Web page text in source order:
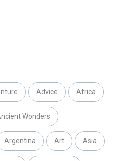
Advice Africa
Wonders
Argentina Art Asia